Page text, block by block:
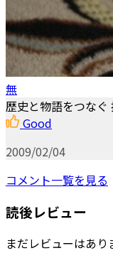
無
歴史と物語をつなぐ
Good
2009/02/04
コメント一覧を見る
読後レビュー
まだレビューはあり